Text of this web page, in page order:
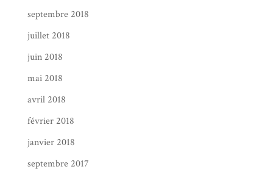
septembre 2018
juillet 2018
juin 2018
mai 2018
avril 2018
février 2018
janvier 2018
septembre 2017